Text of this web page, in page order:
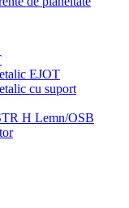
EJOT
cu suport
H Lemn/OSB